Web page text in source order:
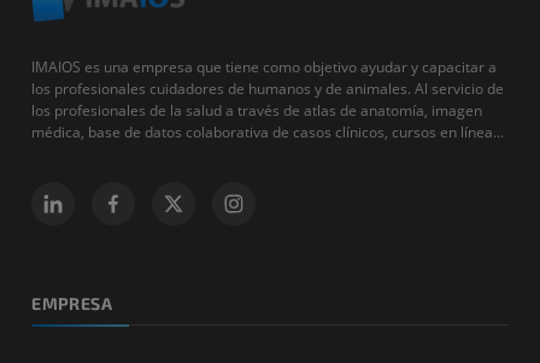
IMAIOS es una empresa que tiene como objetivo ayudar y capacitar a
los profesionales cuidadores de humanos y de animales. Al servicio de
los profesionales de la salud a través de atlas de anatomía, imagen
médica, base de datos colaborativa de casos clínicos, cursos en línea...
EMPRESA